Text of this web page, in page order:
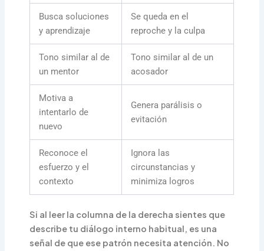
Busca soluciones
y aprendizaje
Se queda en el
reproche y la culpa
Tono similar al de
un mentor
Tono similar al de un
acosador
Motiva a
intentarlo de
nuevo
Genera parálisis o
evitación
Reconoce el
esfuerzo y el
contexto
Ignora las
circunstancias y
minimiza logros
Si al leer la columna de la derecha sientes que
describe tu diálogo interno habitual, es una
señal de que ese patrón necesita atención. No